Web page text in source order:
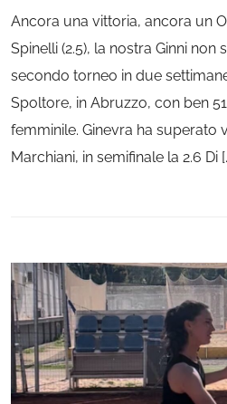
Ancora una vittoria, ancora un
Spinelli (2.5), la nostra Ginni
secondo torneo in due
Spoltore, in Abruzzo, con ben
femminile. Ginevra ha superato
Marchiani, in semifinale la 2.6 Di